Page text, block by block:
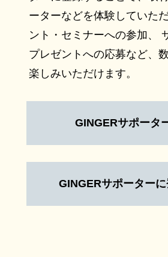
ーターなどを体験していた
ント・セミナーへの参加、
プレゼントへの応募など、
楽しみいただけます。
GINGERサポータ
GINGERサポーター